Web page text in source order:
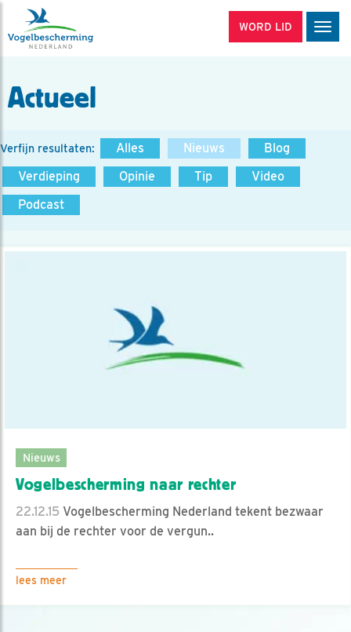
WORD LID
Actueel
Verfijn resultaten: Alles Nieuws
Blog
Verdieping
Opinie Tip
Video
Podcast
Nieuws
Vogelbescherming naar rechter
22.12.15 Vogelbescherming Nederland tekent bezwaar
aan bij de rechter voor de vergun..
lees meer